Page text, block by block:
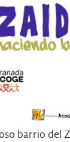
barrio del